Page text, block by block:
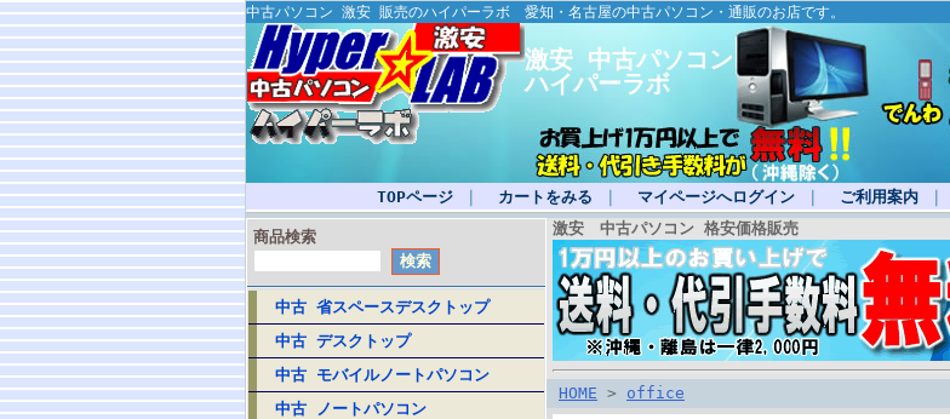
中古パソコン 激安 販売のハイパーラボ 愛知・名古屋の中古パソコン・通販のお店です。
激安 中古パソコン
ハイパーラボ
TOPページ カートをみる マイページへログイン ご利用案内
商品検索
中古 省スペースデスクトップ
中古 デスクトップ
中古 モバイルノートパソコン
中古 ノートパソコン
激安 中古パソコン 格安価格販売
HOME > office